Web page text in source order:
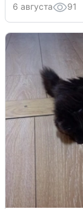
6 августа 91